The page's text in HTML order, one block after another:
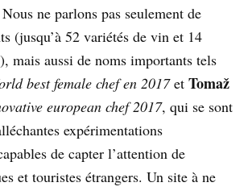
ne parlons pas seulement de
(jusqu’à 52 variétés de vin et 14
mais aussi de noms importants tels
best female chef en 2017et Tomaž
european chef 2017, qui se sont
expérimentations
de capter l’attention de
et touristes étrangers. Un site à ne